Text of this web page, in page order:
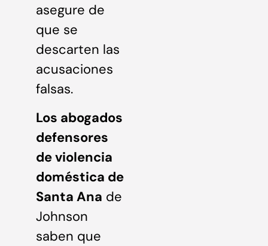
asegure de
que se
descarten las
acusaciones
falsas.
Los abogados
defensores
de violencia
doméstica de
Santa Ana de
Johnson
saben que